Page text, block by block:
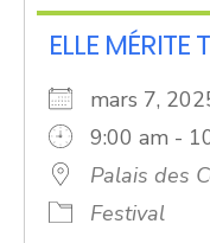
ELLE MÉRITE
mars 7,
9:00 am -
Palais des
Festival